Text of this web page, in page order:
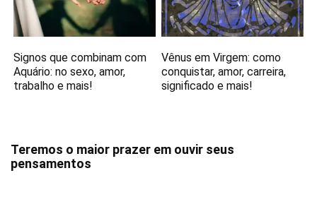
Signos que combinam com
Aquário: no sexo, amor,
trabalho e mais!
Vênus em Virgem: como
conquistar, amor, carreira,
significado e mais!
Teremos o maior prazer em ouvir seus
pensamentos